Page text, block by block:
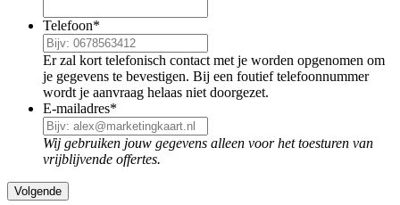
Telefoon*
Er zal kort telefonisch contact met je worden opgenomen om
je gegevens te bevestigen. Bij een foutief telefoonnummer
wordt je aanvraag helaas niet doorgezet.
E-mailadres*
Wij gebruiken jouw gegevens alleen voor het toesturen van
vrijblijvende offertes.